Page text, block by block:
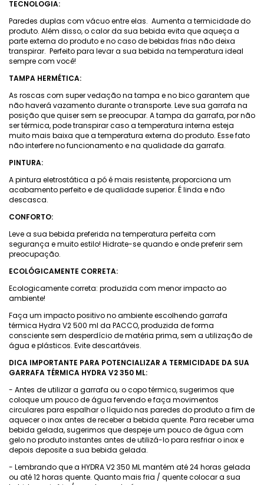
TECNOLOGIA:
Paredes duplas com vácuo entre elas. Aumenta a termicidade do
produto. Além disso, o calor da sua bebida evita que aqueça a
parte externa do produto e no caso de bebidas frias não deixa
transpirar. Perfeito para levar a sua bebida na temperatura ideal
sempre com você!
TAMPA HERMÉTICA:
As roscas com super vedação na tampa e no bico garantem que
não haverá vazamento durante o transporte. Leve sua garrafa na
posição que quiser sem se preocupar. A tampa da garrafa, por não
ser térmica, pode transpirar caso a temperatura interna esteja
muito mais baixa que a temperatura externa do produto. Esse fato
não interfere no funcionamento e na qualidade da garrafa.
PINTURA:
A pintura eletrostática a pó é mais resistente, proporciona um
acabamento perfeito e de qualidade superior. É linda e não
descasca.
CONFORTO:
Leve a sua bebida preferida na temperatura perfeita com
segurança e muito estilo! Hidrate-se quando e onde preferir sem
preocupação.
ECOLÓGICAMENTE CORRETA:
Ecologicamente correta: produzida com menor impacto ao
ambiente!
Faça um impacto positivo no ambiente escolhendo garrafa
térmica Hydra V2 500 ml da PACCO, produzida de forma
consciente sem desperdício de matéria prima, sem a utilização de
água e plásticos. Evite descartáveis.
DICA IMPORTANTE PARA POTENCIALIZAR A TERMICIDADE DA SUA
GARRAFA TÉRMICA HYDRA V2 350 ML:
- Antes de utilizar a garrafa ou o copo térmico, sugerimos que
coloque um pouco de água fervendo e faça movimentos
circulares para espalhar o líquido nas paredes do produto a fim de
aquecer o inox antes de receber a bebida quente. Para receber uma
bebida gelada, sugerimos que despeje um pouco de água com
gelo no produto instantes antes de utilizá-lo para resfriar o inox e
depois deposite a sua bebida gelada.
- Lembrando que a HYDRA V2 350 ML mantém até 24 horas gelada
ou até 12 horas quente. Quanto mais fria / quente colocar a sua